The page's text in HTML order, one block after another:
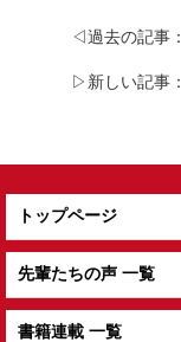
b
o
◁過去の記事：
▷新しい記事：
トップページ
先輩たちの声 一覧
書籍連載 一覧